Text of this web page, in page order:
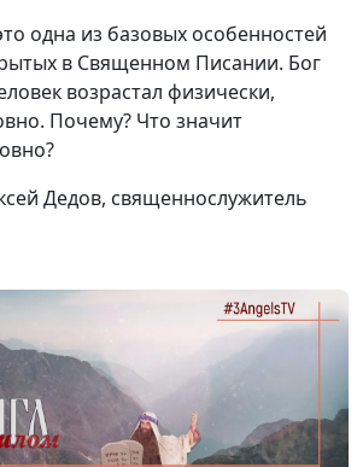
тебя
Алексей Дедов,
священнослужитель
#220
тебя
тебя
священнослужитель
#217
и не
Алексей Дедов,
священнослужитель
одна из базовых особенностей
в Священном Писании. Бог
возрастал физически,
Почему? Что значит
Дедов, священнослужитель